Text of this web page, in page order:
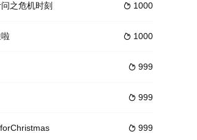
本
」という設定のフェイクドキュメンタリーで、2003
 1000
之危机时刻
 1000
 999
 999
 999